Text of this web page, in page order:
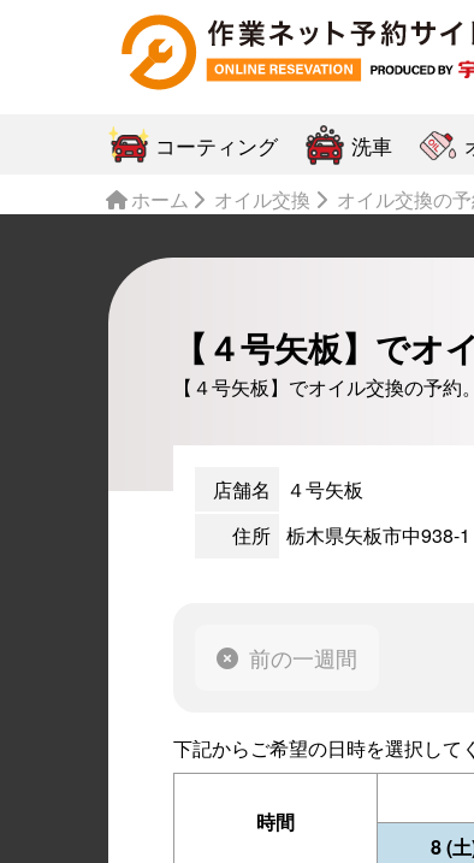
コーティング 洗車
ホーム オイル交換 オイル交換の
【４号矢板】でオ
【４号矢板】でオイル交換の予
店舗名
４号矢板
住所 栃木県矢板市中938-1
前の一週間
下記からご希望の日時を選択して
時間
8(